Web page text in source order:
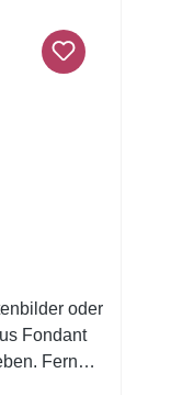
oder
Fondant
Ferner